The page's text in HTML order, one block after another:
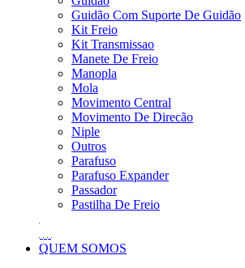
Guidão Com Suporte De Guidão
Kit Freio
Kit Transmissao
Manete De Freio
Manopla
Mola
Movimento Central
Movimento De Direcão
Niple
Outros
Parafuso
Parafuso Expander
Passador
Pastilha De Freio
QUEM SOMOS